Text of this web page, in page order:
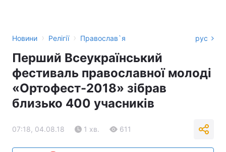
Новини › Релігії › Православ`я рус
Перший Всеукраїнський
фестиваль православної молоді
«Ортофест-2018» зібрав
близько 400 учасників
07:18, 04.08.18 1 хв. 611